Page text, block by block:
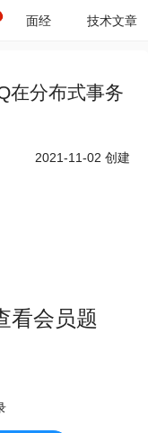
面经 技术文章
在分布式事务
2021-11-02 创建
看会员题